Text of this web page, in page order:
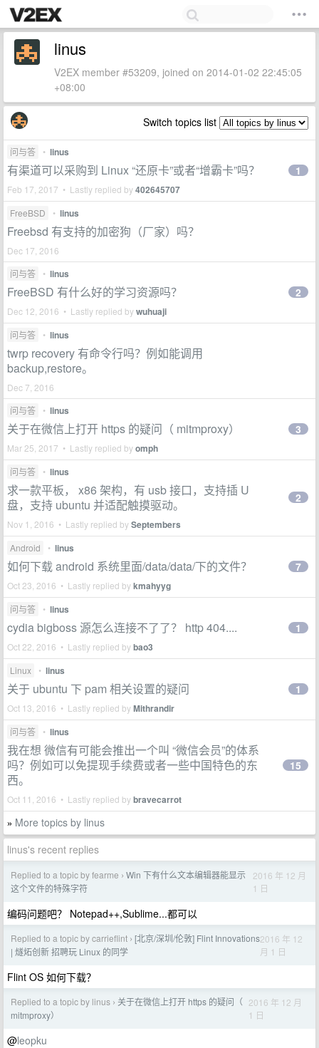
linus
V2EX member #53209, joined on 2014-01-02 22:45:05
+08:00
Switch topics list
问与答 • linus
有渠道可以采购到 Linux “还原卡”或者“增霸卡”吗？
Feb 17, 2017 • Lastly replied by402645707
1
FreeBSD • linus
Freebsd 有支持的加密狗（厂家）吗？
Dec 17, 2016
问与答
• linus
FreeBSD 有什么好的学习资源吗？
Dec 12, 2016 • Lastly replied bywuhuaji
2
问与答 • linus
twrp recovery 有命令行吗？例如能调用
backup,restore。
Dec 7, 2016
问与答
• linus
关于在微信上打开 https 的疑问（ mitmproxy）
Mar 25, 2017 • Lastly replied byomph
3
问与答 • linus
求一款平板， x86 架构，有 usb 接口，支持插 U
盘，支持 ubuntu 并适配触摸驱动。
Nov 1, 2016 • Lastly replied bySeptembers
2
Android • linus
如何下载 android 系统里面/data/data/下的文件？
Oct 23, 2016 • Lastly replied bykmahyyg
7
问与答 • linus
cydia bigboss 源怎么连接不了了？ http 404....
Oct 22, 2016 • Lastly replied bybao3
1
Linux • linus
关于 ubuntu 下 pam 相关设置的疑问
Oct 13, 2016 • Lastly replied byMithrandir
1
问与答 • linus
我在想 微信有可能会推出一个叫 “微信会员”的体系
吗？例如可以免提现手续费或者一些中国特色的东
西。
Oct 11, 2016 • Lastly replied bybravecarrot
15
» More topics by linus
linus's recent replies
Replied to a topic by fearme › Win 下有什么文本编辑器能显示
这个文件的特殊字符
2016 年 12 月
1 日
编码问题吧？ Notepad++,Sublime...都可以
Replied to a topic by carrieflint › [北京/深圳/伦敦] Flint Innovations
| 燧炻创新 招聘玩 Linux 的同学
2016 年 12
月 1 日
Flint OS 如何下载？
Replied to a topic by linus › 关于在微信上打开 https 的疑问（
mitmproxy）
2016 年 12 月
1 日
@leopku